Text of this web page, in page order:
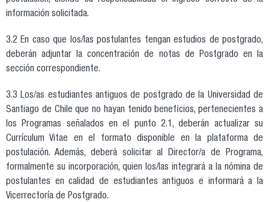
información solicitada.
3.2 En caso que los/las postulantes tengan estudios de postgrado,
deberán adjuntar la concentración de notas de Postgrado en la
sección correspondiente.
3.3 Los/as estudiantes antiguos de postgrado de la Universidad de
Santiago de Chile que no hayan tenido beneficios, pertenecientes a
los Programas señalados en el punto 2.1, deberán actualizar su
Currículum Vitae en el formato disponible en la plataforma de
postulación. Además, deberá solicitar al Director/a de Programa,
formalmente su incorporación, quien los/las integrará a la nómina de
postulantes en calidad de estudiantes antiguos e informará a la
Vicerrectoría de Postgrado.